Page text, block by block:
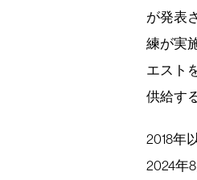
が発表
練が実
エスト
供給す
2018年
2024年